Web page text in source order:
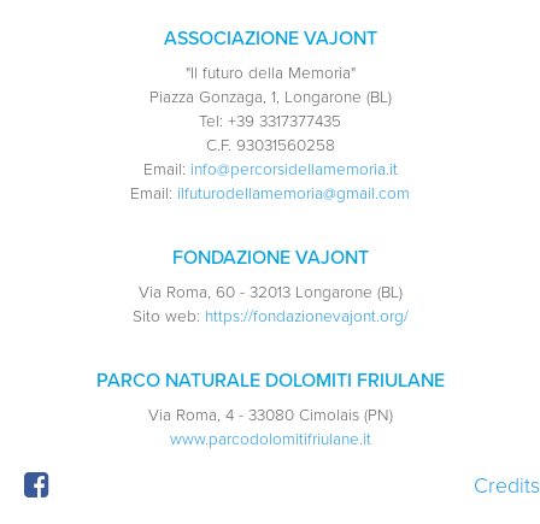
ASSOCIAZIONE VAJONT
"Il futuro della Memoria"
Piazza Gonzaga, 1, Longarone (BL)
Tel: +39 3317377435
C.F. 93031560258
Email: info@percorsidellamemoria.it
Email: ilfuturodellamemoria@gmail.com
FONDAZIONE VAJONT
Via Roma, 60 - 32013 Longarone (BL)
Sito web: https://fondazionevajont.org/
PARCO NATURALE DOLOMITI FRIULANE
Via Roma, 4 - 33080 Cimolais (PN)
www.parcodolomitifriulane.it
Credits